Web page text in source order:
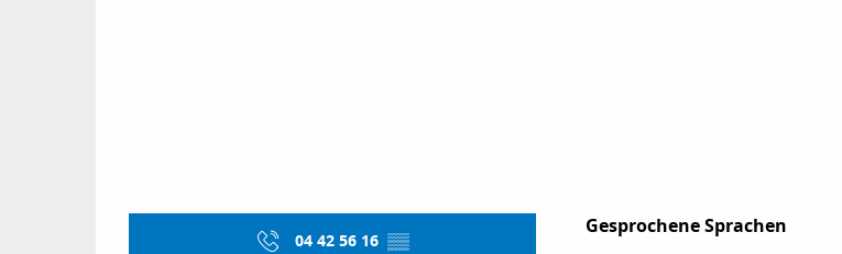
04 42 56 16 ▒▒
Gesprochene Sprachen
Gesprochene Sprachen